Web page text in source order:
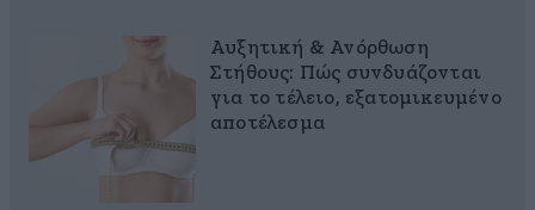
Αυξητική & Ανόρθωση
Στήθους: Πώς συνδυάζονται
για το τέλειο, εξατομικευμένο
αποτέλεσμα